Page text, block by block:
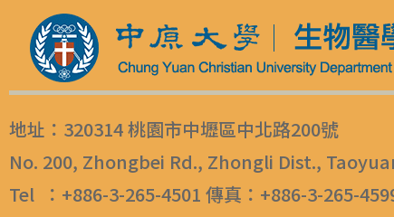
地址：320314 桃園市中壢區中北路200號
No. 200, Zhongbei Rd., Zhongli Dist.,
Tel ：+886-3-265-4501 傳真：+886-3-265-